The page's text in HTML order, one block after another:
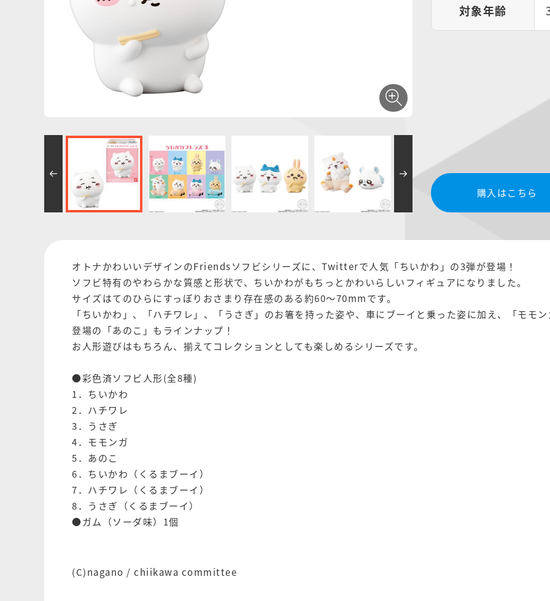
対象年齢
購入はこちら
オトナかわいいデザインのFriendsソフビシリーズに、Twitterで人気「ちいかわ」の3弾が登場！
ソフビ特有のやわらかな質感と形状で、ちいかわがもちっとかわいらしいフィギュアになりました。
サイズはてのひらにすっぽりおさまり存在感のある約60～70mmです。
「ちいかわ」、「ハチワレ」、「うさぎ」のお箸を持った姿や、車にブーイと乗った姿に加え、「モモ
登場の「あのこ」もラインナップ！
お人形遊びはもちろん、揃えてコレクションとしても楽しめるシリーズです。
●彩色済ソフビ人形(全8種)
1．ちいかわ
2．ハチワレ
3．うさぎ
4．モモンガ
5．あのこ
6．ちいかわ（くるまブーイ）
7．ハチワレ（くるまブーイ）
8．うさぎ（くるまブーイ）
●ガム（ソーダ味）1個
(C)nagano / chiikawa committee